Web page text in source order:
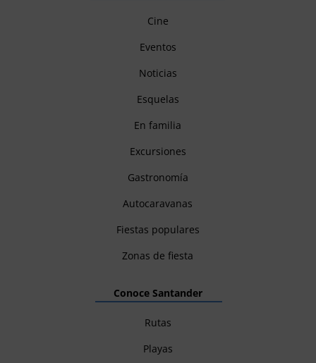
Cine
Eventos
Noticias
Esquelas
En familia
Excursiones
Gastronomía
Autocaravanas
Fiestas populares
Zonas de fiesta
Conoce Santander
Rutas
Playas